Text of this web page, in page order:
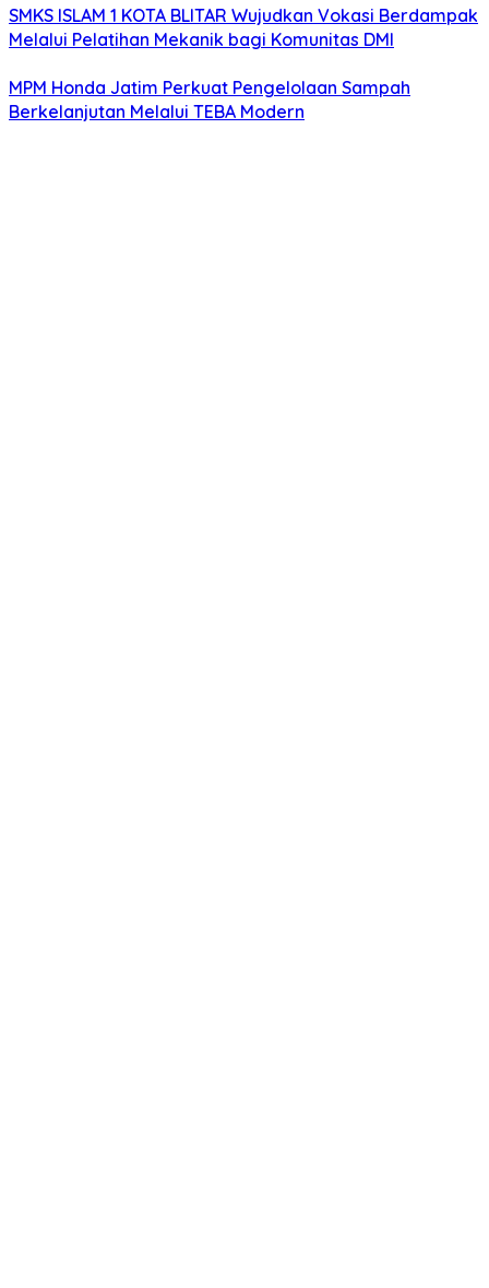
SMKS ISLAM 1 KOTA BLITAR Wujudkan Vokasi Berdampak
Melalui Pelatihan Mekanik bagi Komunitas DMI
MPM Honda Jatim Perkuat Pengelolaan Sampah
Berkelanjutan Melalui TEBA Modern